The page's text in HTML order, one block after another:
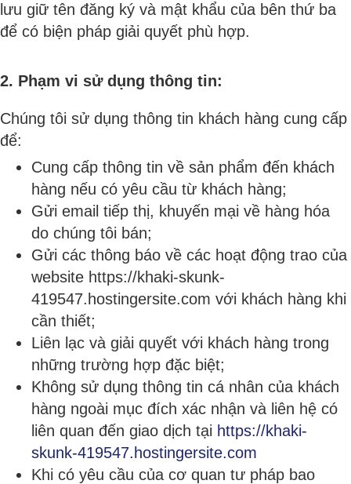
lưu giữ tên đăng ký và mật khẩu của bên thứ ba
để có biện pháp giải quyết phù hợp.
2. Phạm vi sử dụng thông tin:
Chúng tôi sử dụng thông tin khách hàng cung cấp
để:
Cung cấp thông tin về sản phẩm đến khách
hàng nếu có yêu cầu từ khách hàng;
Gửi email tiếp thị, khuyến mại về hàng hóa
do chúng tôi bán;
Gửi các thông báo về các hoạt động trao của
website https://khaki-skunk-
419547.hostingersite.com với khách hàng khi
cần thiết;
Liên lạc và giải quyết với khách hàng trong
những trường hợp đặc biệt;
Không sử dụng thông tin cá nhân của khách
hàng ngoài mục đích xác nhận và liên hệ có
liên quan đến giao dịch tại https://khaki-
skunk-419547.hostingersite.com
Khi có yêu cầu của cơ quan tư pháp bao